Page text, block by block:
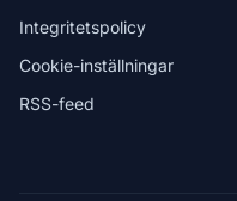
Integritetspolicy
Cookie-inställningar
RSS-feed